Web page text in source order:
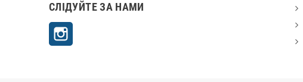
СЛІДУЙТЕ ЗА НАМИ